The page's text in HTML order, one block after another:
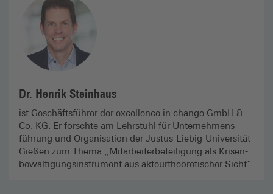
Dr. Henrik Steinhaus
ist Geschäfts­führer der excellence in change GmbH &
Co. KG. Er forschte am Lehrstuhl für Unternehmens­
führung und Organisation der Justus-Liebig-Universität
Gießen zum Thema „Mitarbeiter­beteiligung als Krisen­
bewältigungs­instrument aus akteur­theoretischer Sicht“.